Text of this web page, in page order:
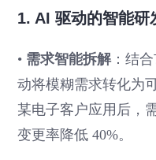
1. AI 驱动的智能研
• 需求智能拆解：结
动将模糊需求转化为
某电子客户应用后，
变更率降低 40%。